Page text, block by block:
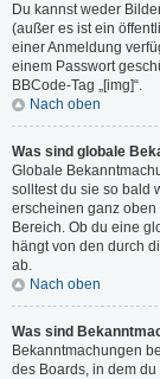
Du kannst weder
(außer es ist ein
einer Anmeldung
einem Passwort
BBCode-Tag „[img]“.
Nach oben
Was sind globale
Globale
solltest du sie so bald
erscheinen ganz
Bereich. Ob du eine
hängt von den durch
ab.
Nach oben
Was sind
Bekanntmachungen
des Boards, in dem